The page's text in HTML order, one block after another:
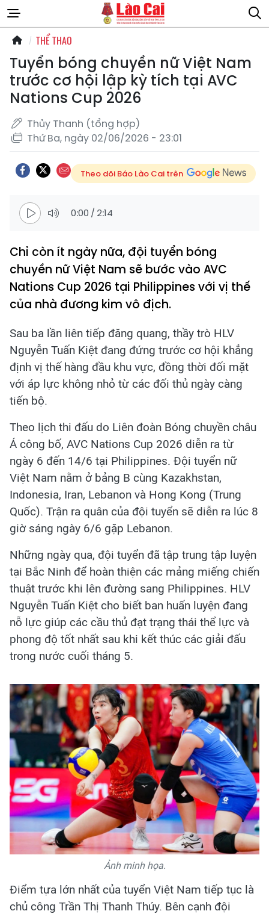
THỂ THAO
Tuyển bóng chuyền nữ Việt Nam
trước cơ hội lập kỳ tích tại AVC
Nations Cup 2026
Thủy Thanh (tổng hợp)
Thứ Ba, ngày 02/06/2026 - 23:01
Theo dõi Báo Lào Cai trên
0:00 / 2:14
Chỉ còn ít ngày nữa, đội tuyển bóng
chuyền nữ Việt Nam sẽ bước vào AVC
Nations Cup 2026 tại Philippines với vị thế
của nhà đương kim vô địch.
Sau ba lần liên tiếp đăng quang, thầy trò HLV
Nguyễn Tuấn Kiệt đang đứng trước cơ hội khẳng
định vị thế hàng đầu khu vực, đồng thời đối mặt
với áp lực không nhỏ từ các đối thủ ngày càng
tiến bộ.
Theo lịch thi đấu do Liên đoàn Bóng chuyền châu
Á công bố, AVC Nations Cup 2026 diễn ra từ
ngày 6 đến 14/6 tại Philippines. Đội tuyển nữ
Việt Nam nằm ở bảng B cùng Kazakhstan,
Indonesia, Iran, Lebanon và Hong Kong (Trung
Quốc). Trận ra quân của đội tuyển sẽ diễn ra lúc 8
giờ sáng ngày 6/6 gặp Lebanon.
Những ngày qua, đội tuyển đã tập trung tập luyện
tại Bắc Ninh để hoàn thiện các mảng miếng chiến
thuật trước khi lên đường sang Philippines. HLV
Nguyễn Tuấn Kiệt cho biết ban huấn luyện đang
nỗ lực giúp các cầu thủ đạt trạng thái thể lực và
phong độ tốt nhất sau khi kết thúc các giải đấu
trong nước cuối tháng 5.
Ảnh minh họa.
Điểm tựa lớn nhất của tuyển Việt Nam tiếp tục là
chủ công Trần Thị Thanh Thúy. Bên cạnh đội